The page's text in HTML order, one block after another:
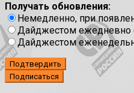
Получать обновления:
Немедленно, при
Дайджестом ежедневно
Дайджестом
Подтвердить